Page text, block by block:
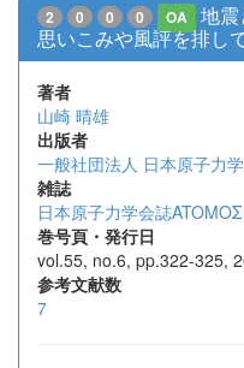
2 0 0 0 OA
地
思いこみや風評を排し
著者
山崎 晴雄
出版者
一般社団法人 日本原子力
雑誌
日本原子力学会誌ATOMOΣ
巻号頁・発行日
vol.55, no.6, pp.322-325,
参考文献数
7